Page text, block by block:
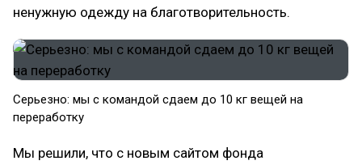
ненужную одежду на благотворительность.
Серьезно: мы с командой сдаем до 10 кг вещей на
переработку
Мы решили, что с новым сайтом фонда